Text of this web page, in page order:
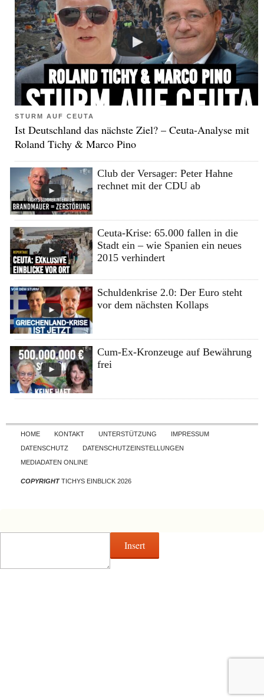
STURM AUF CEUTA
Ist Deutschland das nächste Ziel? – Ceuta-Analyse mit
Roland Tichy & Marco Pino
Club der Versager: Peter Hahne
rechnet mit der CDU ab
Ceuta-Krise: 65.000 fallen in die
Stadt ein – wie Spanien ein neues
2015 verhindert
Schuldenkrise 2.0: Der Euro steht
vor dem nächsten Kollaps
Cum-Ex-Kronzeuge auf Bewährung
frei
Skip to content
HOME KONTAKT UNTERSTÜTZUNG
IMPRESSUM
DATENSCHUTZ
DATENSCHUTZEINSTELLUNGEN
MEDIADATEN ONLINE
COPYRIGHTTICHYS EINBLICK 2026
Insert